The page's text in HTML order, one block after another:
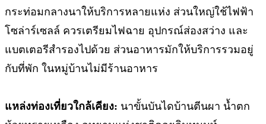
กระท่อมกลางนาให้บริการหลายแห่ง ส่วนใหญ่ใช้ไฟฟ้า
โซล่าร์เซลล์ ควรเตรียมไฟฉาย อุปกรณ์ส่องสว่าง และ
แบตเตอรีสำรองไปด้วย ส่วนอาหารมักให้บริการรวมอยู่
กับที่พัก ในหมู่บ้านไม่มีร้านอาหาร
แหล่งท่องเที่ยวใกล้เคียง: นาขั้นบันไดบ้านตีนผา น้ำตก